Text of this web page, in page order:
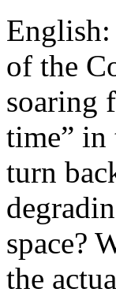
of the
soaring
time” in
turn
space?
the